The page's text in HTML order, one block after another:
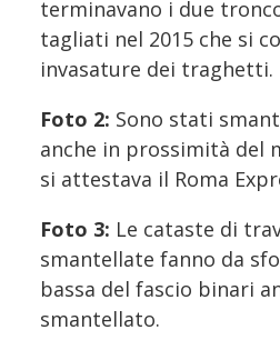
terminavano i due
tagliati nel 2015 che si
invasature dei traghetti.
Foto 2: Sono stati
anche in prossimità del
si attestava il Roma
Foto 3: Le cataste di
smantellate fanno da
bassa del fascio binari
smantellato.